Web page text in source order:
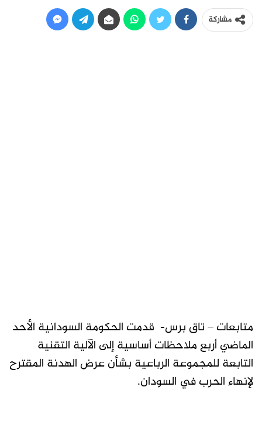
مشاركة
متابعات – تاق برس- قدمت الحكومة السودانية الأحد
الماضي أربع ملاحظات أساسية إلى الآلية التقنية
التابعة للمجموعة الرباعية بشأن عرض الهدنة المقترح
لإنهاء الحرب في السودان.